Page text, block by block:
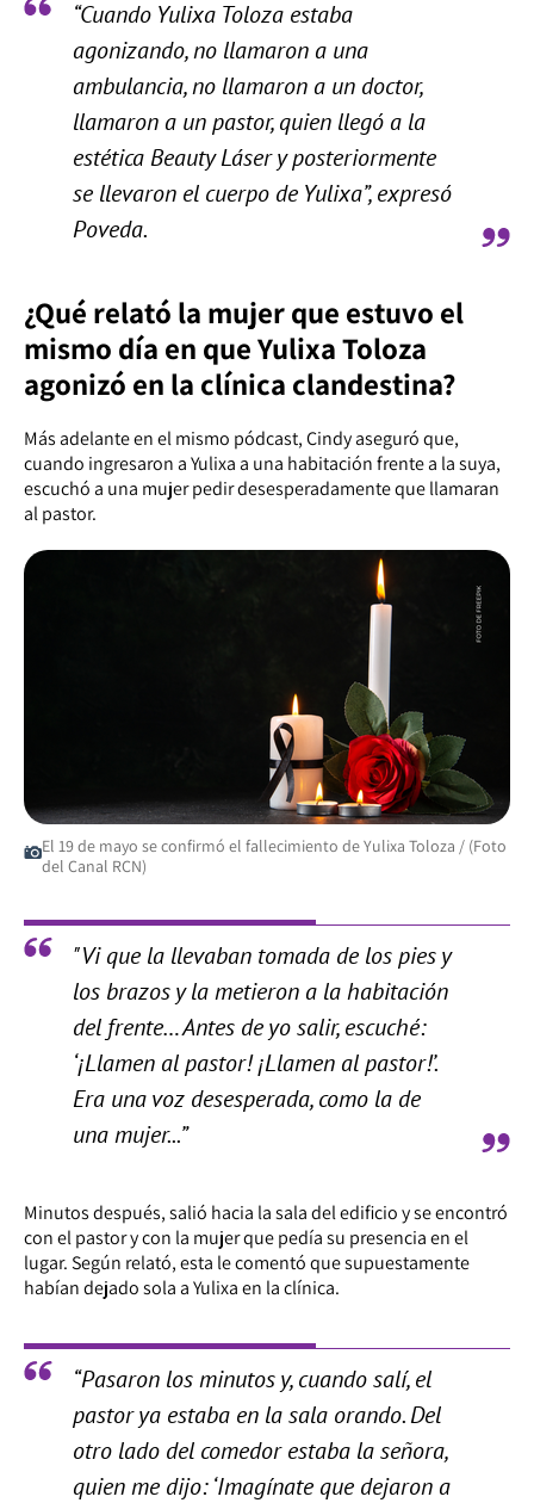
“Cuando Yulixa Toloza estaba
agonizando, no llamaron a una
ambulancia, no llamaron a un doctor,
llamaron a un pastor, quien llegó a la
estética Beauty Láser y posteriormente
se llevaron el cuerpo de Yulixa”, expresó
Poveda.
¿Qué relató la mujer que estuvo el
mismo día en que Yulixa Toloza
agonizó en la clínica clandestina?
Más adelante en el mismo pódcast, Cindy aseguró que,
cuando ingresaron a Yulixa a una habitación frente a la suya,
escuchó a una mujer pedir desesperadamente que llamaran
al pastor.
El 19 de mayo se confirmó el fallecimiento de Yulixa Toloza / (Foto
del Canal RCN)
"Vi que la llevaban tomada de los pies y
los brazos y la metieron a la habitación
del frente… Antes de yo salir, escuché:
‘¡Llamen al pastor! ¡Llamen al pastor!’.
Era una voz desesperada, como la de
una mujer...”
Minutos después, salió hacia la sala del edificio y se encontró
con el pastor y con la mujer que pedía su presencia en el
lugar. Según relató, esta le comentó que supuestamente
habían dejado sola a Yulixa en la clínica.
“Pasaron los minutos y, cuando salí, el
pastor ya estaba en la sala orando. Del
otro lado del comedor estaba la señora,
quien me dijo: ‘Imagínate que dejaron a